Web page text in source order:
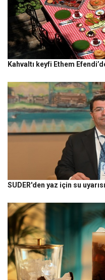
Kahvaltı keyfi Ethem
SUDER'den yaz için su uyarısı